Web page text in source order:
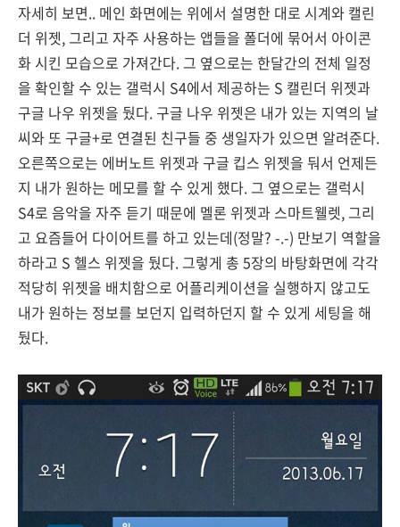
자세히 보면.. 메인 화면에는 위에서 설명한 대로 시계와 캘린
더 위젯, 그리고 자주 사용하는 앱들을 폴더에 묶어서 아이콘
화 시킨 모습으로 가져간다. 그 옆으로는 한달간의 전체 일정
을 확인할 수 있는 갤럭시 S4에서 제공하는 S 캘린더 위젯과
구글 나우 위젯을 뒀다. 구글 나우 위젯은 내가 있는 지역의 날
씨와 또 구글+로 연결된 친구들 중 생일자가 있으면 알려준다.
오른쪽으로는 에버노트 위젯과 구글 킵스 위젯을 둬서 언제든
지 내가 원하는 메모를 할 수 있게 했다. 그 옆으로는 갤럭시
S4로 음악을 자주 듣기 때문에 멜론 위젯과 스마트웰렛, 그리
고 요즘들어 다이어트를 하고 있는데(정말? -.-) 만보기 역할을
하라고 S 헬스 위젯을 뒀다. 그렇게 총 5장의 바탕화면에 각각
적당히 위젯을 배치함으로 어플리케이션을 실행하지 않고도
내가 원하는 정보를 보던지 입력하던지 할 수 있게 세팅을 해
뒀다.